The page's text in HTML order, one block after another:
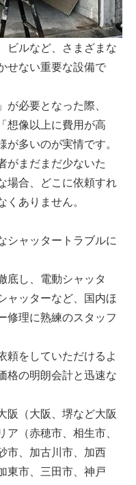
ビルなど、さまざまな
せない重要な設備で
必要となった際、
想像以上に費用が高
多いのが実情です。
がまだまだ少ないた
場合、どこに依頼すれ
ありません。
シャッタートラブルに
底し、電動シャッタ
ャッターなど、国内ほ
修理に熟練のスタッフ
頼をしていただけるよ
格の明朗会計と迅速な
阪（大阪、堺など大阪
（赤穂市、相生市、
市、加古川市、加西
東市、三田市、神戸